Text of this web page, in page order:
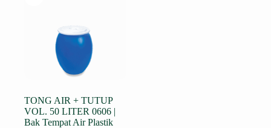
TONG AIR + TUTUP
VOL. 50 LITER 0606 |
Bak Tempat Air Plastik